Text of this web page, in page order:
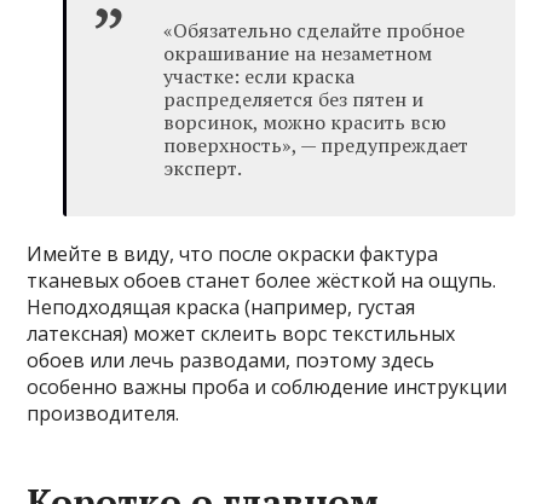
«Обязательно сделайте пробное
окрашивание на незаметном
участке: если краска
распределяется без пятен и
ворсинок, можно красить всю
поверхность», — предупреждает
эксперт.
Имейте в виду, что после окраски фактура
тканевых обоев станет более жёсткой на ощупь.
Неподходящая краска (например, густая
латексная) может склеить ворс текстильных
обоев или лечь разводами, поэтому здесь
особенно важны проба и соблюдение инструкции
производителя.